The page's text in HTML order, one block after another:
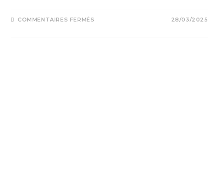
COMMENTAIRES FERMÉS 28/03/2025